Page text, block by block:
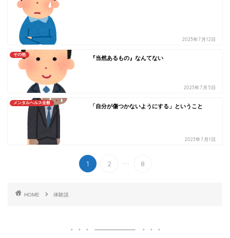
2023年7月12日
その他
『当然あるもの』なんてない
2023年7月5日
メンタルヘルス全般
「自分が傷つかないようにする」ということ
2023年7月1日
1 2 ... 8
HOME 体験談